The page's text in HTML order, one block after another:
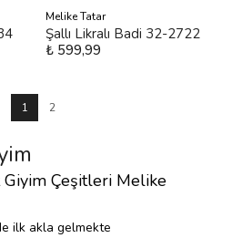
Melike Tatar
Şallı Likralı Badi 32-2722
₺ 599,99
1 2
Giyim Çeşitleri Melike
ilk akla gelmekte